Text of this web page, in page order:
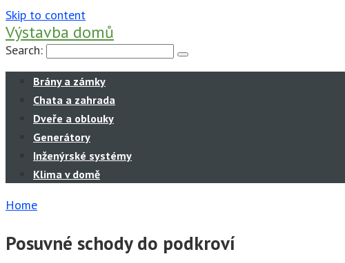
Skip to content
Výstavba domů
Search:
Brány a zámky
Chata a zahrada
Dveře a oblouky
Generátory
Inženýrské systémy
Klima v domě
Home
Posuvné schody do podkroví